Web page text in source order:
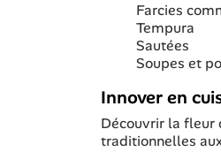
Farcies
Tempura
Sautées
Soupes et
Innover en
Découvrir la fleur
traditionnelles